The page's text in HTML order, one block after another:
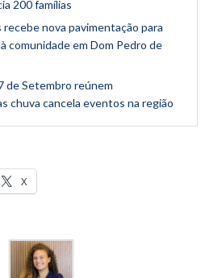
200 famílias
nova pavimentação para
comunidade em Dom Pedro de
de Setembro reúnem
chuva cancela eventos na região
X